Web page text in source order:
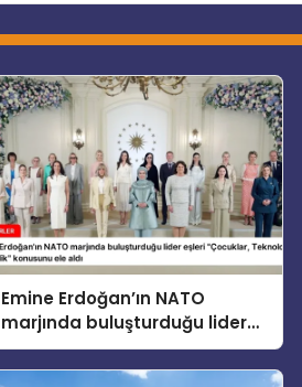
Emine Erdoğan’ın NATO
marjında buluşturduğu lider
eşleri “Çocuklar, Teknoloji ve
Güvenlik” konusunu ele aldı